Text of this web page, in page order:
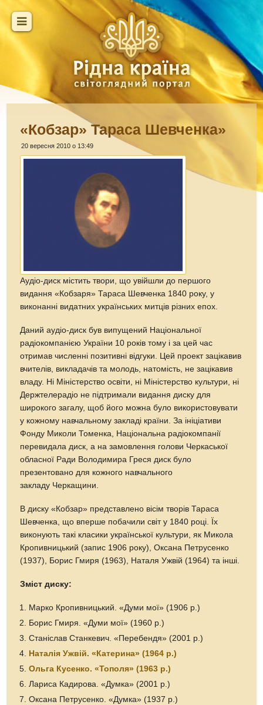
«Кобзар» Тараса Шевченка»
20 вересня 2010 о 13:49
Аудіо-диск містить твори, що увійшли до першого
видання «Кобзаря» Тараса Шевченка 1840 року, у
виконанні видатних українських митців різних епох.
Даний аудіо-диск був випущений Національної
радіокомпанією України 10 років тому і за цей час
отримав численні позитивні відгуки. Цей проект зацікавив
вчителів, викладачів та молодь, натомість, не зацікавив
владу. Ні Міністерство освіти, ні Міністерство культури, ні
Держтелерадіо не підтримали видання диску для
широкого загалу, щоб його можна було використовувати
у кожному навчальному закладі країни. За ініціативи
Фонду Миколи Томенка, Національна радіокомпанії
перевидала диск, а на замовлення голови Черкаської
обласної Ради Володимира Греся диск було
презентовано для кожного навчального
закладу Черкащини.
В диску «Кобзар» представлено вісім творів Тараса
Шевченка, що вперше побачили світ у 1840 році. Їх
виконують такі класики української культури, як Микола
Кропивницький (запис 1906 року), Оксана Петрусенко
(1937), Борис Гмиря (1963), Наталя Ужвій (1964) та інші.
Зміст диску:
Марко Кропивницький. «Думи мої» (1906 р.)
Борис Гмиря. «Думи мої» (1960 р.)
Станіслав Станкевич. «Перебендя» (2001 р.)
Наталія Ужвій. «Катерина» (1964 р.)
Ольга Кусенко. «Тополя» (1963 р.)
Лариса Кадирова. «Думка» (2001 р.)
Оксана Петрусенко. «Думка» (1937 р.)